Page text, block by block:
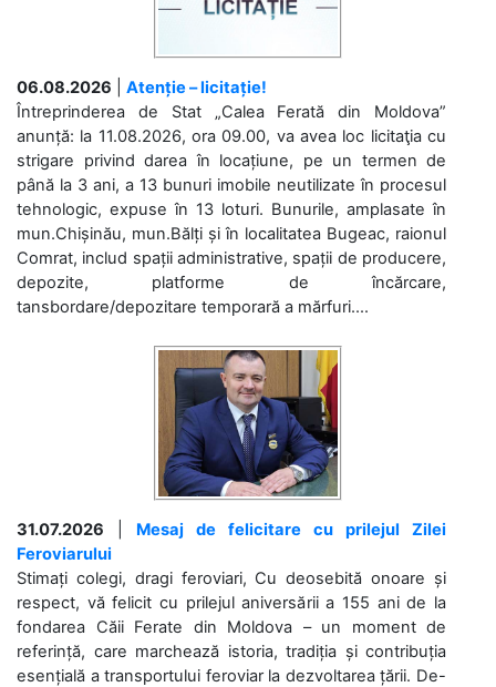
06.08.2026
Atenție – licitație!
Întreprinderea de Stat „Calea Ferată din Moldova”
anunță: la 11.08.2026, ora 09.00, va avea loc licitaţia cu
strigare privind darea în locațiune, pe un termen de
până la 3 ani, a 13 bunuri imobile neutilizate în procesul
tehnologic, expuse în 13 loturi. Bunurile, amplasate în
mun.Chișinău, mun.Bălți și în localitatea Bugeac, raionul
Comrat, includ spații administrative, spații de producere,
depozite, platforme de încărcare,
tansbordare/depozitare temporară a mărfuri....
31.07.2026
Mesaj de felicitare cu prilejul Zilei
Feroviarului
Stimați colegi, dragi feroviari, Cu deosebită onoare și
respect, vă felicit cu prilejul aniversării a 155 ani de la
fondarea Căii Ferate din Moldova – un moment de
referință, care marchează istoria, tradiția și contribuția
esențială a transportului feroviar la dezvoltarea țării. De-